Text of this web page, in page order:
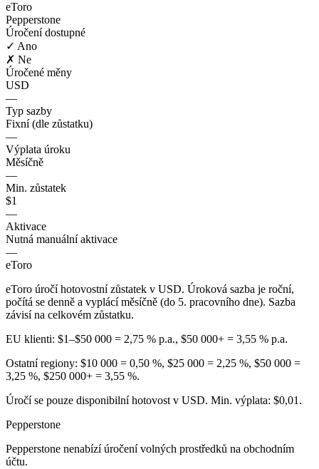
eToro
Pepperstone
Úročení dostupné
✓ Ano
✗ Ne
Úročené měny
USD
—
Typ sazby
Fixní (dle zůstatku)
—
Výplata úroku
Měsíčně
—
Min. zůstatek
$1
—
Aktivace
Nutná manuální aktivace
—
eToro
eToro úročí hotovostní zůstatek v USD. Úroková sazba je roční,
počítá se denně a vyplácí měsíčně (do 5. pracovního dne). Sazba
závisí na celkovém zůstatku.
EU klienti: $1–$50 000 = 2,75 % p.a., $50 000+ = 3,55 % p.a.
Ostatní regiony: $10 000 = 0,50 %, $25 000 = 2,25 %, $50 000 =
3,25 %, $250 000+ = 3,55 %.
Úročí se pouze disponibilní hotovost v USD. Min. výplata: $0,01.
Pepperstone
Pepperstone nenabízí úročení volných prostředků na obchodním
účtu.